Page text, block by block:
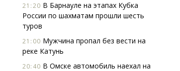
21:20 В Барнауле на этапах Кубка
России по шахматам прошли шесть
туров
21:00 Мужчина пропал без вести на
реке Катунь
20:40 В Омске автомобиль наехал на